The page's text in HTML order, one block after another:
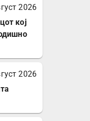
на
2026
кој
2026